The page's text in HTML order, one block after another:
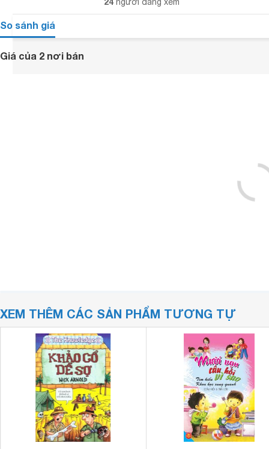
So sánh giá
Giá của 2 nơi bán
XEM THÊM CÁC SẢN PHẨM TƯƠNG TỰ